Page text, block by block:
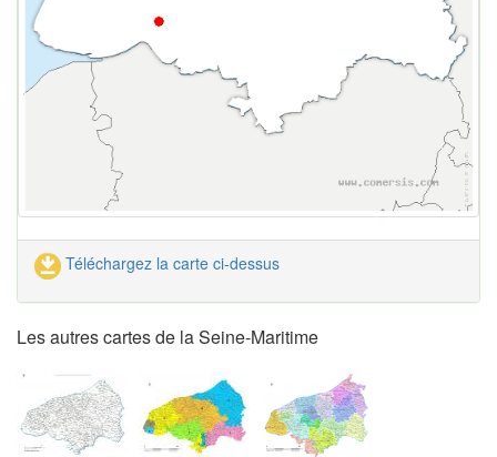
Téléchargez la carte ci-dessus
Les autres cartes de la Seine-Maritime